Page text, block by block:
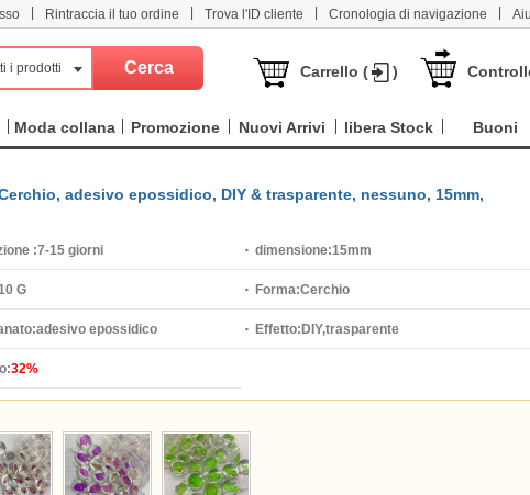
Rintraccia il tuo ordine Trova l'ID cliente Cronologia di navigazione
i prodotti Carrello ( )
Moda collana Promozione Nuovi Arrivi libera Stock Buoni
adesivo epossidico, DIY & trasparente, nessuno, 15mm,
:7-15 giorni dimensione:15mm
G Forma:Cerchio
adesivo epossidico Effetto: DIY,trasparente
32%